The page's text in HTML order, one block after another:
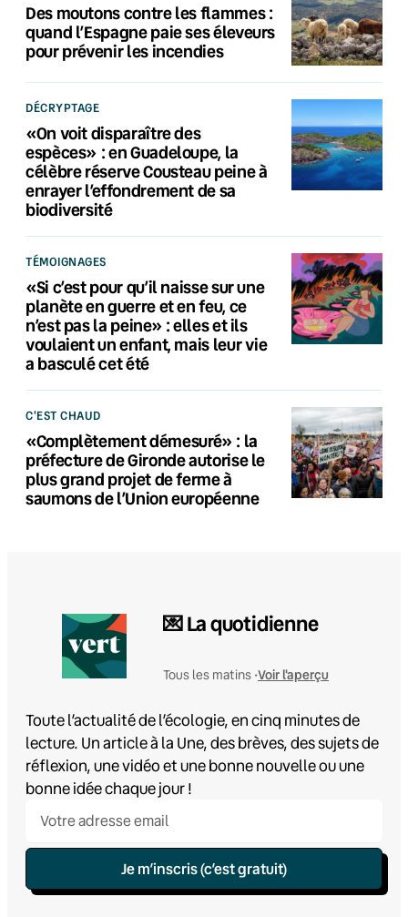
Des moutons contre les flammes :
quand l’Espagne paie ses éleveurs
pour prévenir les incendies
DÉCRYPTAGE
«On voit disparaître des
espèces» : en Guadeloupe, la
célèbre réserve Cousteau peine à
enrayer l’effondrement de sa
biodiversité
TÉMOIGNAGES
«Si c’est pour qu’il naisse sur une
planète en guerre et en feu, ce
n’est pas la peine» : elles et ils
voulaient un enfant, mais leur vie
a basculé cet été
C'EST CHAUD
«Complètement démesuré» : la
préfecture de Gironde autorise le
plus grand projet de ferme à
saumons de l’Union européenne
💌 La quotidienne
Tous les matins •Voir l'aperçu
Toute l’actualité de l’écologie, en cinq minutes de
lecture. Un article à la Une, des brèves, des sujets de
réflexion, une vidéo et une bonne nouvelle ou une
bonne idée chaque jour !
Je m’inscris (c’est gratuit)